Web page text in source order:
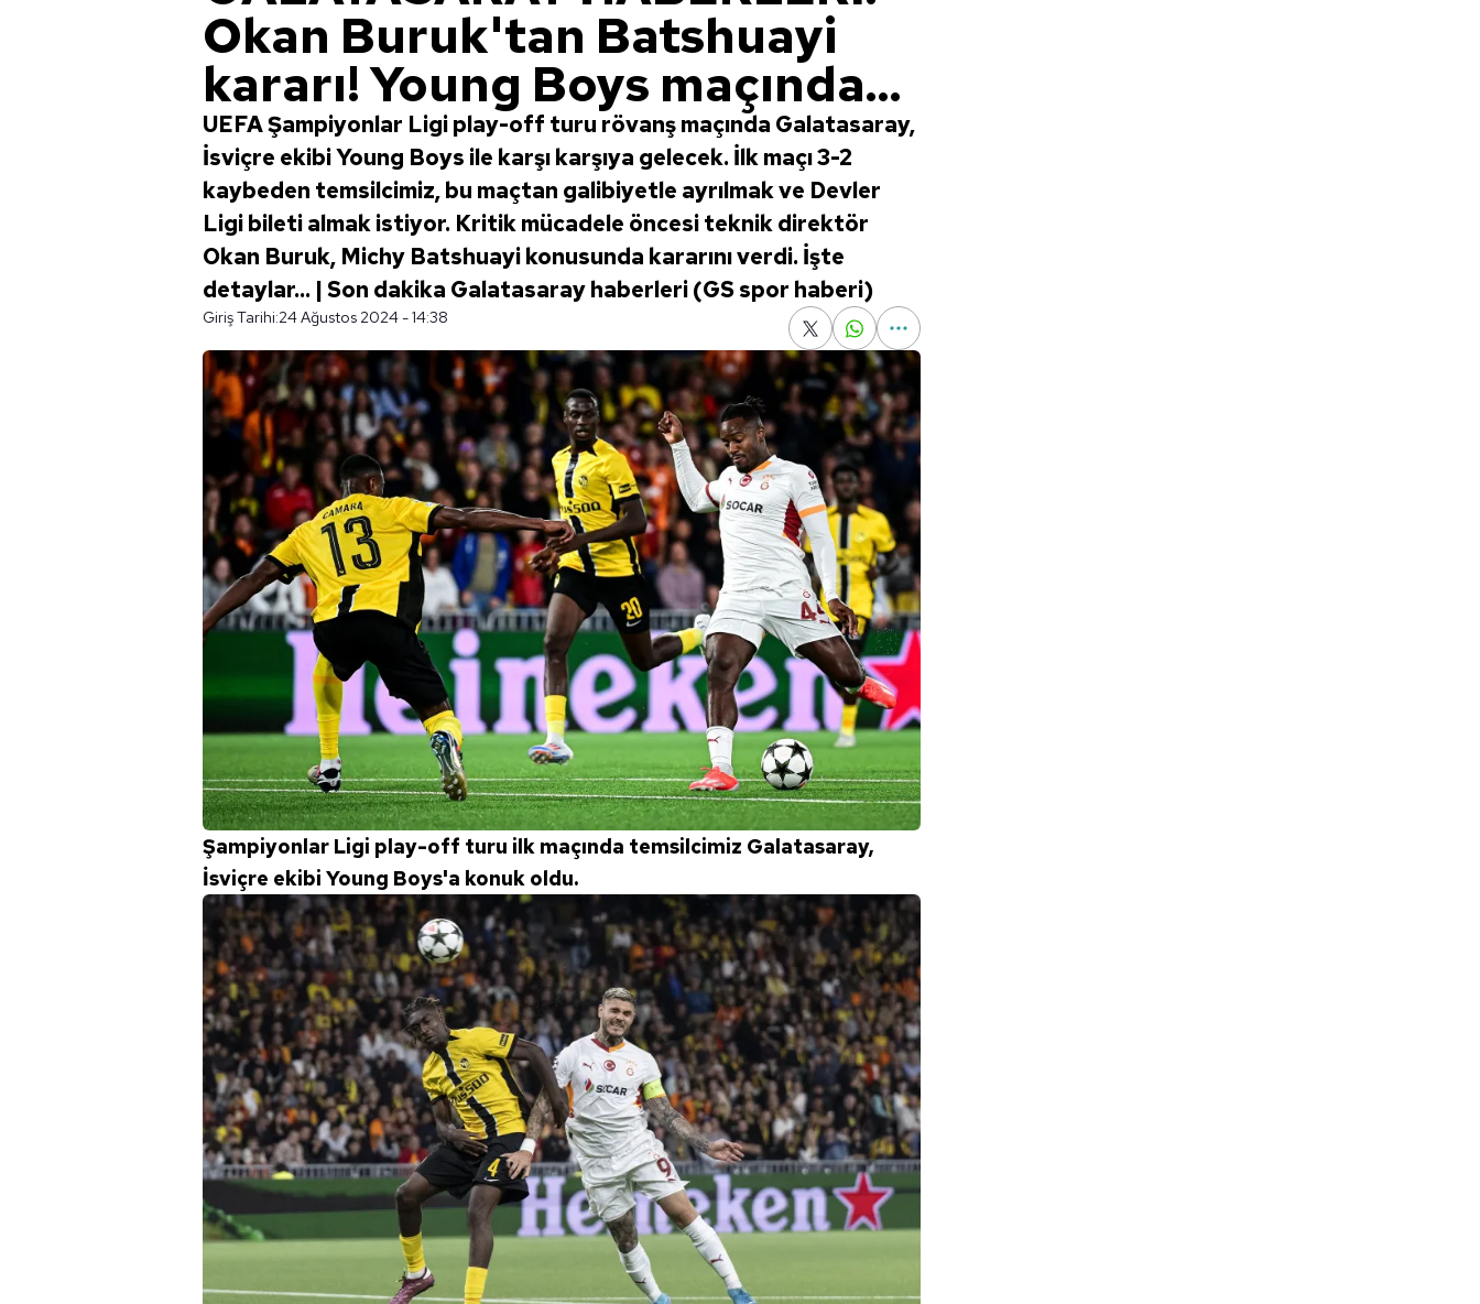
Okan Buruk'tan Batshuayi
kararı! Young Boys maçında...
UEFA Şampiyonlar Ligi play-off turu rövanş maçında Galatasaray,
İsviçre ekibi Young Boys ile karşı karşıya gelecek. İlk maçı 3-2
kaybeden temsilcimiz, bu maçtan galibiyetle ayrılmak ve Devler
Ligi bileti almak istiyor. Kritik mücadele öncesi teknik direktör
Okan Buruk, Michy Batshuayi konusunda kararını verdi. İşte
detaylar... | Son dakika Galatasaray haberleri (GS spor haberi)
Giriş Tarihi:24 Ağustos 2024 - 14:38
Şampiyonlar Ligi play-off turu ilk maçında temsilcimiz Galatasaray,
İsviçre ekibi Young Boys'a konuk oldu.